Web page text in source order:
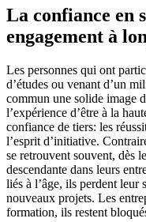
La confiance en
engagement à
Les personnes qui ont
d’études ou venant d’un
commun une solide image
l’expérience d’être à la
confiance de tiers: les
l’esprit d’initiative.
se retrouvent souvent, dès
descendante dans leurs
liés à l’âge, ils perdent leur
nouveaux projets. Les
formation, ils restent